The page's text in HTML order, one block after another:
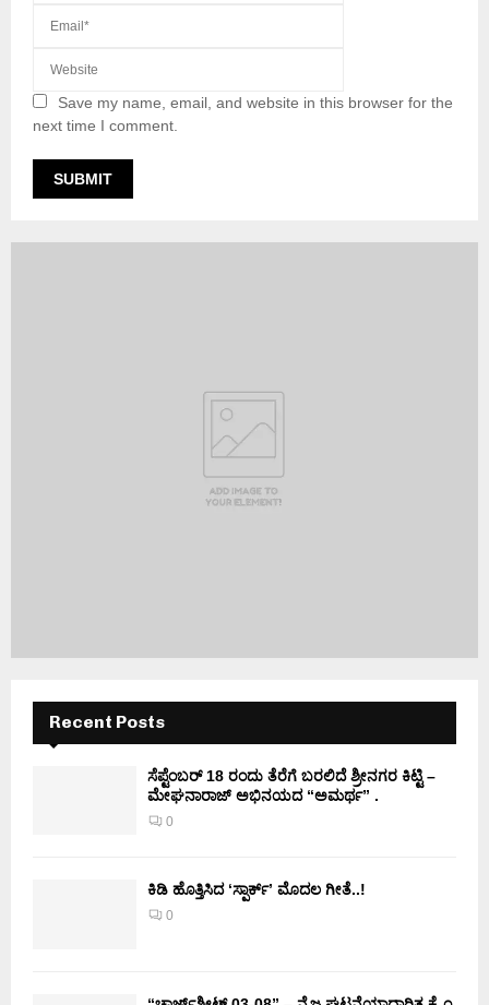
Save my name, email, and website in this browser for the
next time I comment.
Recent Posts
ಸೆಪ್ಟೆಂಬರ್ 18 ರಂದು ತೆರೆಗೆ ಬರಲಿದೆ ಶ್ರೀನಗರ ಕಿಟ್ಟಿ –
ಮೇಘನಾರಾಜ್ ಅಭಿನಯದ “ಅಮರ್ಥ” .
0
ಕಿಡಿ‌‌ ಹೊತ್ತಿಸಿದ ‘ಸ್ಪಾರ್ಕ್’ ಮೊದಲ‌ ಗೀತೆ..!
0